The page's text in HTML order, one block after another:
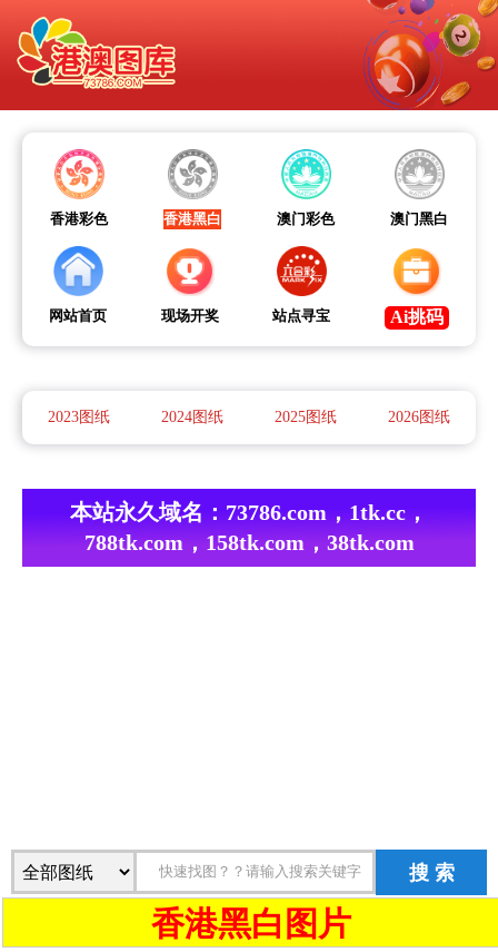
香港彩色 香港黑白 澳门彩色 澳门黑白
网站首页 现场开奖 站点寻宝 Ai挑码
2023图纸 2024图纸 2025图纸 2026图纸
本站永久域名： 73786.com，1tk.cc，
788tk.com，158tk.com，38tk.com
搜 索
香港黑白图片